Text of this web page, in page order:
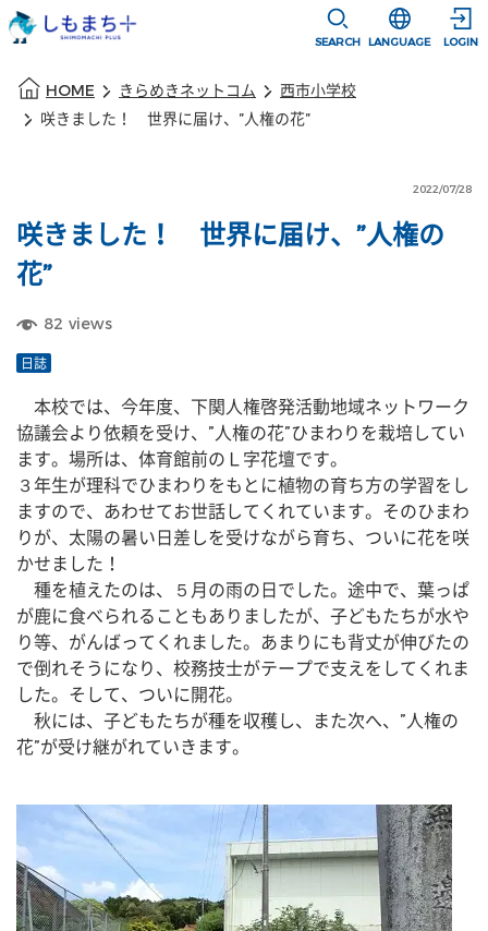
SEARCH
選択すると言
LANGUAGE LOGIN
HOME きらめきネットコム
西市小学校
咲きました！ 世界に届け、”人権の花”
2022/07/28
咲きました！ 世界に届け、”人権の
花”
82 views
日誌
本校では、今年度、下関人権啓発活動地域ネットワーク
協議会より依頼を受け、”人権の花”ひまわりを栽培してい
ます。場所は、体育館前のＬ字花壇です。
３年生が理科でひまわりをもとに植物の育ち方の学習をし
ますので、あわせてお世話してくれています。そのひまわ
りが、太陽の暑い日差しを受けながら育ち、ついに花を咲
かせました！
種を植えたのは、５月の雨の日でした。途中で、葉っぱ
が鹿に食べられることもありましたが、子どもたちが水や
り等、がんばってくれました。あまりにも背丈が伸びたの
で倒れそうになり、校務技士がテープで支えをしてくれま
した。そして、ついに開花。
秋には、子どもたちが種を収穫し、また次へ、”人権の
花”が受け継がれていきます。